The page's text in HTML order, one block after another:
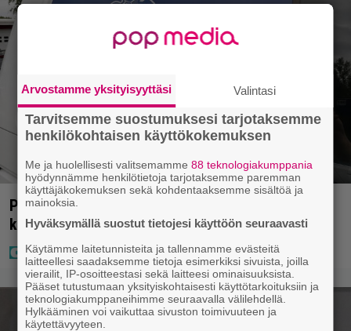
Poliisilla tehovalvonta – tästä kysymys ja näin
kauan kestää
Arvostamme yksityisyyttäsi Valintasi
Tarvitsemme suostumuksesi tarjotaksemme
henkilökohtaisen käyttökokemuksen
Me ja huolellisesti valitsemamme88 teknologiakumppania
hyödynnämme henkilötietoja tarjotaksemme paremman
käyttäjäkokemuksen sekä kohdentaaksemme sisältöä ja
mainoksia.
Hyväksymällä suostut tietojesi käyttöön seuraavasti
Käytämme laitetunnisteita ja tallennamme evästeitä
laitteellesi saadaksemme tietoja esimerkiksi sivuista, joilla
vierailit, IP-osoitteestasi sekä laitteesi ominaisuuksista.
Pääset tutustumaan yksityiskohtaisesti käyttötarkoituksiin ja
teknologiakumppaneihimme seuraavalla välilehdellä.
Hylkääminen voi vaikuttaa sivuston toimivuuteen ja
käytettävyyteen.